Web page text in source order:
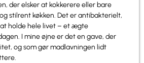
der elsker at kokkerere eller bare
stilrent køkken. Det er antibakterielt,
holde hele livet – et ægte
I mine øjne er det en gave, der
og som gør madlavningen lidt